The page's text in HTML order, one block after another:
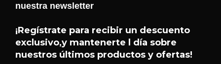
nuestra newsletter
¡Regístrate para recibir un descuento
exclusivo,y mantenerte l día sobre
nuestros últimos productos y ofertas!
H En línea
Helseffekt. Puedo ayudarte con
información sobre nuestros
productos, ingredientes, cómo
comprar y mucho más.